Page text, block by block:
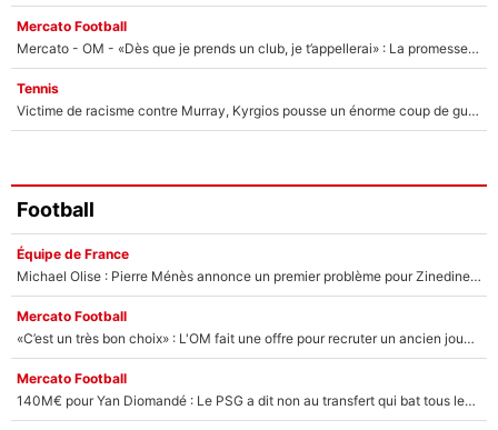
Mercato Football
Mercato - OM - «Dès que je prends un club, je t’appellerai» : La promesse de Marcelino au moment de claquer la porte
Tennis
Victime de racisme contre Murray, Kyrgios pousse un énorme coup de gueule !
Football
Équipe de France
Michael Olise : Pierre Ménès annonce un premier problème pour Zinedine Zidane en équipe de France
Mercato Football
«C’est un très bon choix» : L'OM fait une offre pour recruter un ancien joueur du PSG... et c'est validé dans l'After Foot !
Mercato Football
140M€ pour Yan Diomandé : Le PSG a dit non au transfert qui bat tous les records sur le mercato